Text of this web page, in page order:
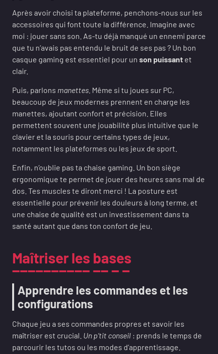
Après avoir choisi ta plateforme, penchons-nous sur les
accessoires qui font toute la différence. Imagine avec
moi : jouer sans son. As-tu déjà manqué un ennemi parce
que tu n’avais pas entendu le bruit de ses pas ? Un bon
casque gaming est essentiel pour un son puissant et
clair.
Puis, parlons manettes . Même si tu joues sur PC,
beaucoup de jeux modernes prennent en charge les
manettes, ajoutant confort et précision. Elles
permettent souvent une jouabilité plus intuitive que le
clavier et la souris pour certains types de jeux,
notamment les plateformes ou les jeux de sport.
Enfin, n’oublie pas ta chaise gaming. Un bon siège
ergonomique te permet de jouer des heures sans mal de
dos. Tes muscles te diront merci ! La posture est
essentielle pour prévenir les douleurs à long terme, et
une chaise de qualité est un investissement dans ta
santé autant que dans ton confort de jeu.
Maîtriser les bases
Apprendre les commandes et les
configurations
Chaque jeu a ses commandes propres et savoir les
maîtriser est crucial. Un p’tit conseil : prends le temps de
parcourir les tutos ou les modes d’apprentissage.